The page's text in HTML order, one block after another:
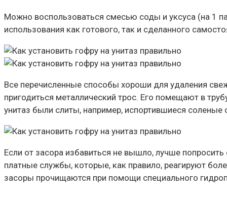
Можно воспользоваться смесью соды и уксуса (на 1
использования как готового, так и сделанного
Все перечисленные способы хороши для удаления
пригодиться металлический трос. Его помещают в
унитаз были слиты, например, испортившиеся
Если от засора избавиться не вышло, лучше
платные службы, которые, как правило, реагируют
засоры прочищаются при помощи специального